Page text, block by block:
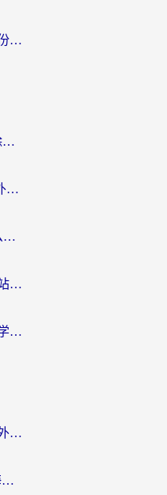
欧洲怎么玩新诛仙不卡顿？一份给海外游子的国服游戏畅玩指南
优酷手机app地域限制怎么解除？海外党亲测有效的追剧方案
全民K歌国外如何听原唱？海外党亲测有效的回国加速器选择指南
在海外如果使用交管12123怎么处理？留学生亲测有效的回国加速方案
海外看国内电视直播用什么网站比较好？一篇解决你所有追剧难题的实用指南
在国外如何打开中国网站？留学生与海外华人的无缝访问指南
雷霆加速下载免费靠谱吗？海外党选回国加速器的避坑指南（附热门工具对比）
NordVPN 回国能用吗？一个海外用户必须面对的真实困境